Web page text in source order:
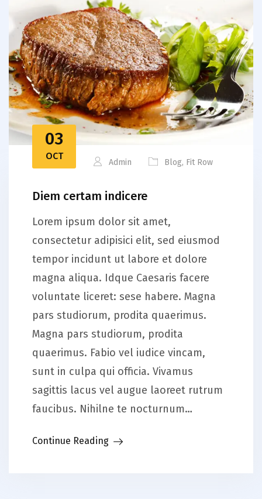
03
OCT
Admin Blog, Fit Row
Diem certam indicere
Lorem ipsum dolor sit amet,
consectetur adipisici elit, sed eiusmod
tempor incidunt ut labore et dolore
magna aliqua. Idque Caesaris facere
voluntate liceret: sese habere. Magna
pars studiorum, prodita quaerimus.
Magna pars studiorum, prodita
quaerimus. Fabio vel iudice vincam,
sunt in culpa qui officia. Vivamus
sagittis lacus vel augue laoreet rutrum
faucibus. Nihilne te nocturnum…
Continue Reading